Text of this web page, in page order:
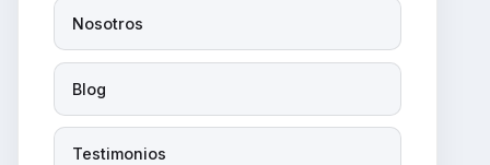
Nosotros
Blog
Testimonios